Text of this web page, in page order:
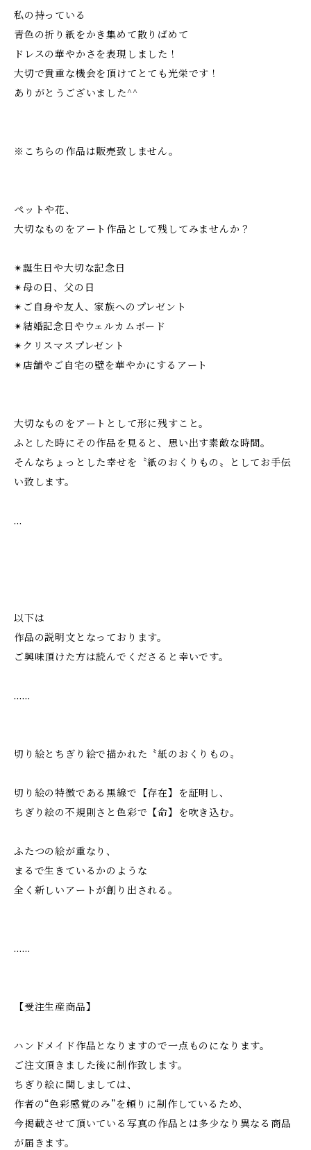
私の持っている
青色の折り紙をかき集めて散りばめて
ドレスの華やかさを表現しました！
大切で貴重な機会を頂けてとても光栄です！
ありがとうございました^^
※こちらの作品は販売致しません。
ペットや花、
大切なものをアート作品として残してみませんか？
✴︎誕生日や大切な記念日
✴︎母の日、父の日
✴︎ご自身や友人、家族へのプレゼント
✴︎結婚記念日やウェルカムボード
✴︎クリスマスプレゼント
✴︎店舗やご自宅の壁を華やかにするアート
大切なものをアートとして形に残すこと。
ふとした時にその作品を見ると、思い出す素敵な時間。
そんなちょっとした幸せを〝紙のおくりもの〟としてお手伝
い致します。
…
以下は
作品の説明文となっております。
ご興味頂けた方は読んでくださると幸いです。
……
切り絵とちぎり絵で描かれた〝紙のおくりもの〟
切り絵の特徴である黒線で【存在】を証明し、
ちぎり絵の不規則さと色彩で【命】を吹き込む。
ふたつの絵が重なり、
まるで生きているかのような
全く新しいアートが創り出される。
……
【受注生産商品】
ハンドメイド作品となりますので一点ものになります。
ご注文頂きました後に制作致します。
ちぎり絵に関しましては、
作者の“色彩感覚のみ”を頼りに制作しているため、
今掲載させて頂いている写真の作品とは多少なり異なる商品
が届きます。